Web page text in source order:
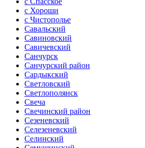
с Хороши
с Чистополье
Савальский
Савиновский
Савичевский
Санчурск
Санчурский район
Сардыкский
Светловский
Светлополянск
Свеча
Свечинский район
Сезеневский
Селезеневский
Селинский